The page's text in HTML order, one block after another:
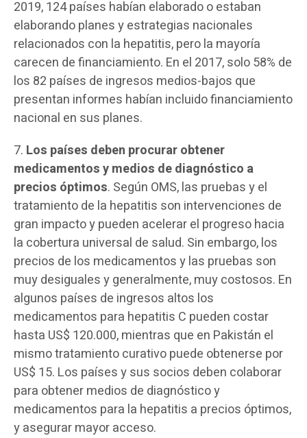
2019, 124 países habían elaborado o estaban
elaborando planes y estrategias nacionales
relacionados con la hepatitis, pero la mayoría
carecen de financiamiento. En el 2017, solo 58% de
los 82 países de ingresos medios-bajos que
presentan informes habían incluido financiamiento
nacional en sus planes.
7. Los países deben procurar obtener
medicamentos y medios de diagnóstico a
precios óptimos. Según OMS, las pruebas y el
tratamiento de la hepatitis son intervenciones de
gran impacto y pueden acelerar el progreso hacia
la cobertura universal de salud. Sin embargo, los
precios de los medicamentos y las pruebas son
muy desiguales y generalmente, muy costosos. En
algunos países de ingresos altos los
medicamentos para hepatitis C pueden costar
hasta US$ 120.000, mientras que en Pakistán el
mismo tratamiento curativo puede obtenerse por
US$ 15. Los países y sus socios deben colaborar
para obtener medios de diagnóstico y
medicamentos para la hepatitis a precios óptimos,
y asegurar mayor acceso.